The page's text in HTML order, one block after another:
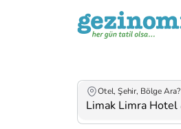
Otel, Şehir, Bölge Ara?